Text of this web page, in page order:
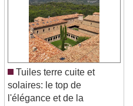
Tuiles terre cuite et
solaires: le top de